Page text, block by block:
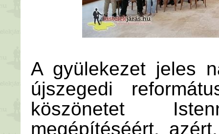
A gyülekezet jeles
újszegedi
köszönetet
megépítéséért,